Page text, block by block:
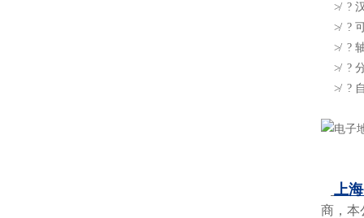
≯ ? 汉
≯ ? 可
≯ ? 轴
≯ ? 分
≯ ? 自
上
商，本